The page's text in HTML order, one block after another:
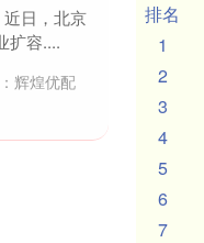
近日，北京
扩容....
辉煌优配
排名
1
2
3
4
5
6
7